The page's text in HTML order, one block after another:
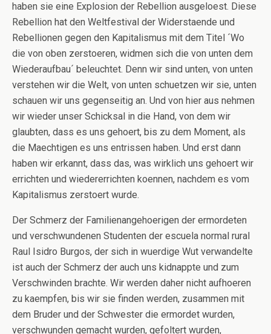
haben sie eine Explosion der Rebellion ausgeloest. Diese
Rebellion hat den Weltfestival der Widerstaende und
Rebellionen gegen den Kapitalismus mit dem Titel ´Wo
die von oben zerstoeren, widmen sich die von unten dem
Wiederaufbau´ beleuchtet. Denn wir sind unten, von unten
verstehen wir die Welt, von unten schuetzen wir sie, unten
schauen wir uns gegenseitig an. Und von hier aus nehmen
wir wieder unser Schicksal in die Hand, von dem wir
glaubten, dass es uns gehoert, bis zu dem Moment, als
die Maechtigen es uns entrissen haben. Und erst dann
haben wir erkannt, dass das, was wirklich uns gehoert wir
errichten und wiedererrichten koennen, nachdem es vom
Kapitalismus zerstoert wurde.
Der Schmerz der Familienangehoerigen der ermordeten
und verschwundenen Studenten der escuela normal rural
Raul Isidro Burgos, der sich in wuerdige Wut verwandelte
ist auch der Schmerz der auch uns kidnappte und zum
Verschwinden brachte. Wir werden daher nicht aufhoeren
zu kaempfen, bis wir sie finden werden, zusammen mit
dem Bruder und der Schwester die ermordet wurden,
verschwunden gemacht wurden, gefoltert wurden,